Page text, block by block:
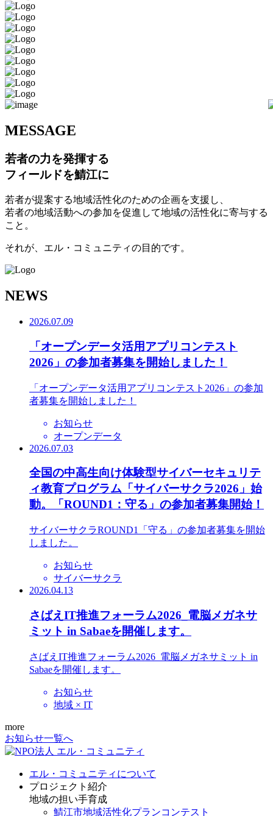
MESSAGE
若者の力を発揮する
フィールドを鯖江に
若者が提案する地域活性化のための企画を支援し、
若者の地域活動への参加を促進して地域の活性化に寄与する
こと。
それが、エル・コミュニティの目的です。
NEWS
2026.07.09
「オープンデータ活用アプリコンテスト
2026」の参加者募集を開始しました！
「オープンデータ活用アプリコンテスト2026」の参加
者募集を開始しました！
お知らせ
オープンデータ
2026.07.03
全国の中高生向け体験型サイバーセキュリテ
ィ教育プログラム「サイバーサクラ2026」始
動。「ROUND1：守る」の参加者募集開始！
サイバーサクラROUND1「守る」の参加者募集を開始
しました。
お知らせ
サイバーサクラ
2026.04.13
さばえIT推進フォーラム2026_電脳メガネサ
ミット in Sabaeを開催します。
さばえIT推進フォーラム2026_電脳メガネサミット in
Sabaeを開催します。
お知らせ
地域 × IT
more
お知らせ一覧へ
エル・コミュニティについて
プロジェクト紹介
地域の担い手育成
鯖江市地域活性化プランコンテスト